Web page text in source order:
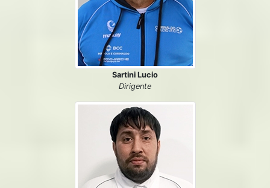
Sartini Lucio
Dirigente